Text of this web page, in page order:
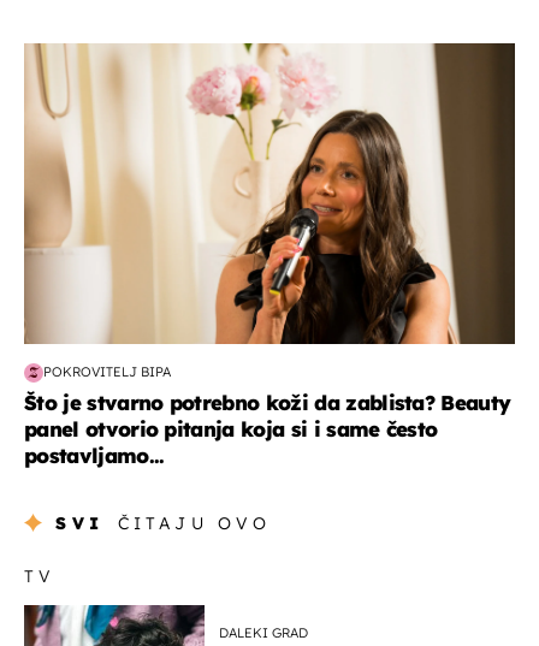
moda & ljepota
POKROVITELJ BIPA
Što je stvarno potrebno koži da zablista? Beauty
panel otvorio pitanja koja si i same često
postavljamo...
SVI ČITAJU OVO
TV
DALEKI GRAD